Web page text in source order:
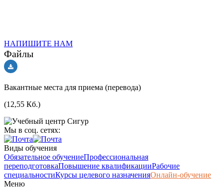
НАПИШИТЕ НАМ
Файлы
Вакантные места для приема (перевода)
(12,55 Кб.)
Мы в соц. сетях:
Виды обучения
Обязательное обучениеПрофессиональная
переподготовкаПовышение квалификацииРабочие
специальностиКурсы целевого назначенияОнлайн-обучение
Меню